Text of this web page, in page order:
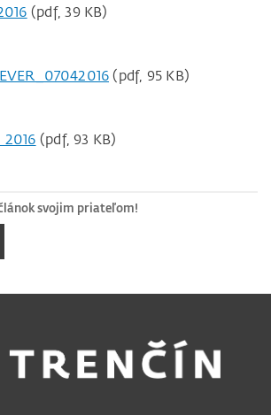
(pdf, 39 KB)
(pdf, 95 KB)
(pdf, 93 KB)
svojim priateľom!